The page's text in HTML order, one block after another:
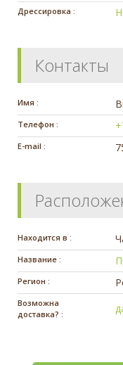
Дрессировка :
Контакты
Имя :
Телефон :
E-mail :
Находится в :
Название :
Регион :
Возможна
доставка? :